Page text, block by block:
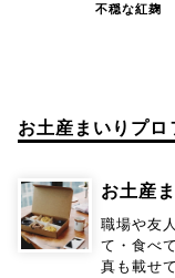
不穏な紅麹
お土産まいりプロ
お土産
職場や友
て・食べ
真も載せ